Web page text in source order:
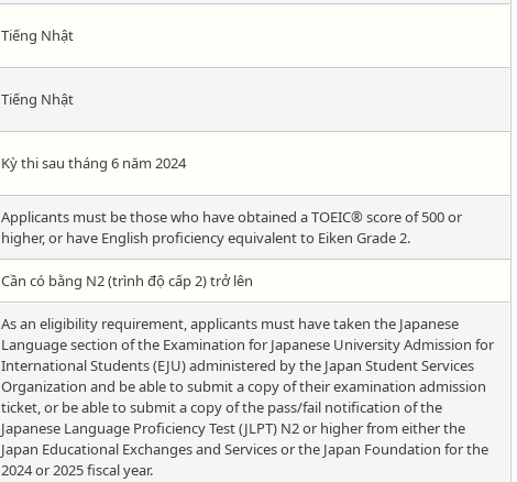
Tiếng Nhật
Tiếng Nhật
Kỳ thi sau tháng 6 năm 2024
Applicants must be those who have obtained a TOEIC® score of 500 or
higher, or have English proficiency equivalent to Eiken Grade 2.
Cần có bằng N2 (trình độ cấp 2) trở lên
As an eligibility requirement, applicants must have taken the Japanese
Language section of the Examination for Japanese University Admission for
International Students (EJU) administered by the Japan Student Services
Organization and be able to submit a copy of their examination admission
ticket, or be able to submit a copy of the pass/fail notification of the
Japanese Language Proficiency Test (JLPT) N2 or higher from either the
Japan Educational Exchanges and Services or the Japan Foundation for the
2024 or 2025 fiscal year.